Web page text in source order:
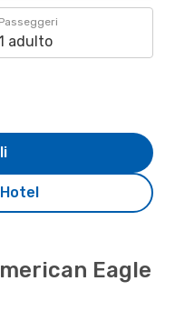
Passeggeri
adulto
Eagle